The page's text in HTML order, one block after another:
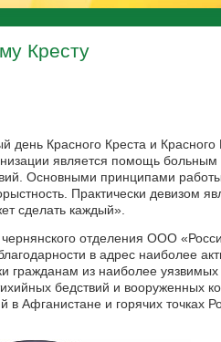
Кресту
Красного Креста и Красного
является помощь больным
Основными принципами
Практически девизом
сделать каждый».
отделения ООО
в адрес наиболее
гражданам из наиболее уязвимых
бедствий и вооруженных
Афганистане и горячих точках